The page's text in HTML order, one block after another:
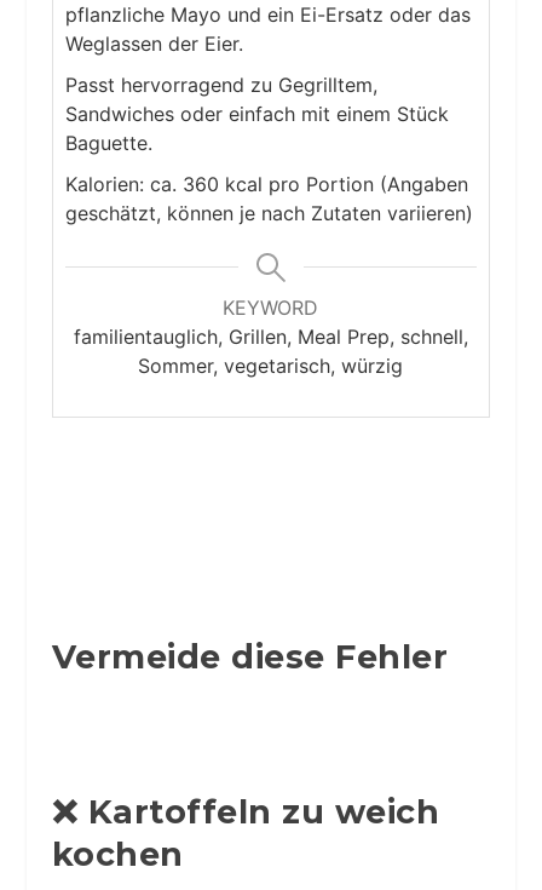
pflanzliche Mayo und ein Ei-Ersatz oder das
Weglassen der Eier.
Passt hervorragend zu Gegrilltem,
Sandwiches oder einfach mit einem Stück
Baguette.
Kalorien: ca. 360 kcal pro Portion (Angaben
geschätzt, können je nach Zutaten variieren)
KEYWORD
familientauglich, Grillen, Meal Prep, schnell,
Sommer, vegetarisch, würzig
Vermeide diese Fehler
❌ Kartoffeln zu weich
kochen